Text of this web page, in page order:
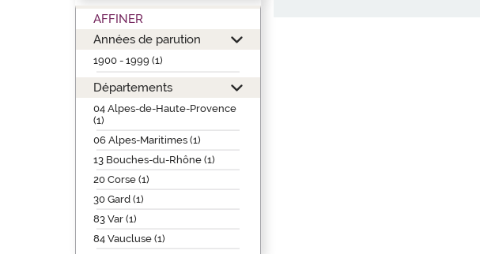
AFFINER
Années de parution
1900 - 1999 (1)
Départements
04 Alpes-de-Haute-Provence
(1)
06 Alpes-Maritimes (1)
13 Bouches-du-Rhône (1)
20 Corse (1)
30 Gard (1)
83 Var (1)
84 Vaucluse (1)